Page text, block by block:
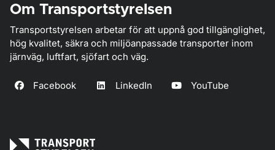
Om Transportstyrelsen
Transportstyrelsen arbetar för att uppnå god tillgänglighet,
hög kvalitet, säkra och miljöanpassade transporter inom
järnväg, luftfart, sjöfart och väg.
Facebook LinkedIn YouTube